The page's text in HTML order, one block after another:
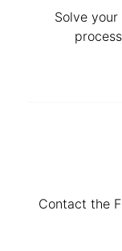
Solve
Contact the